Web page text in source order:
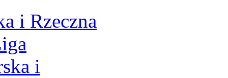
i Rzeczna